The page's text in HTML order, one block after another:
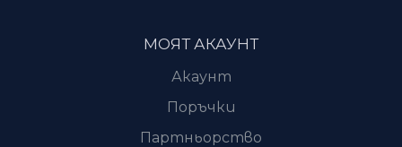
МОЯТ АКАУНТ
Акаунт
Поръчки
Партньорство